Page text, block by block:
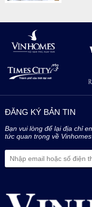
ĐĂNG KÝ BẢN TIN
Bạn vui lòng để lại địa chỉ
tức quan trọng về